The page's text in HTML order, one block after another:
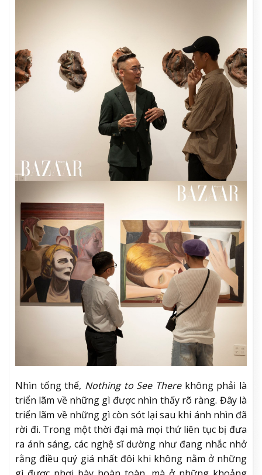
Nhìn tổng thể, Nothing to See Therekhông phải là
triển lãm về những gì được nhìn thấy rõ ràng. Đây là
triển lãm về những gì còn sót lại sau khi ánh nhìn đã
rời đi. Trong một thời đại mà mọi thứ liên tục bị đưa
ra ánh sáng, các nghệ sĩ dường như đang nhắc nhở
rằng điều quý giá nhất đôi khi không nằm ở những